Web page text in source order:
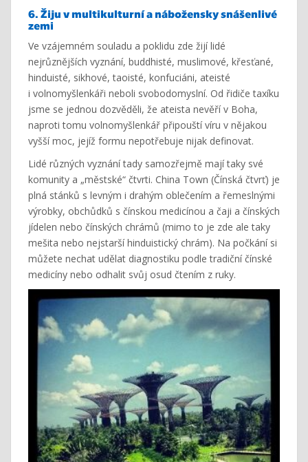
6. Žiju v multikulturní a nábožensky snášenlivé
zemi
Ve vzájemném souladu a poklidu zde žijí lidé
nejrůznějších vyznání, buddhisté, muslimové, křesťané,
hinduisté, sikhové, taoisté, konfuciáni, ateisté
i volnomyšlenkáři neboli svobodomyslní. Od řidiče taxíku
jsme se jednou dozvěděli, že ateista nevěří v Boha,
naproti tomu volnomyšlenkář připouští víru v nějakou
vyšší moc, jejíž formu nepotřebuje nijak definovat.
Lidé různých vyznání tady samozřejmě mají taky své
komunity a „městské“ čtvrti. China Town (Čínská čtvrť) je
plná stánků s levným i drahým oblečením a řemeslnými
výrobky, obchůdků s čínskou medicínou a čaji a čínských
jídelen nebo čínských chrámů (mimo to je zde ale taky
mešita nebo nejstarší hinduistický chrám). Na počkání si
můžete nechat udělat diagnostiku podle tradiční čínské
medicíny nebo odhalit svůj osud čtením z ruky.